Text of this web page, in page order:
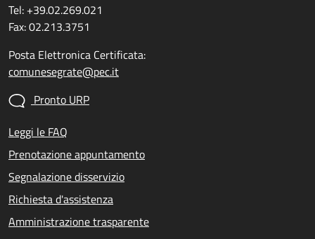
Tel: +39.02.269.021
Fax: 02.213.3751
Posta Elettronica Certificata:
comunesegrate@pec.it
Pronto URP
Leggi le FAQ
Prenotazione appuntamento
Segnalazione disservizio
Richiesta d'assistenza
Amministrazione trasparente